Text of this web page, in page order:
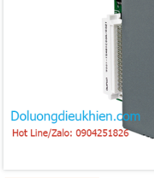
Mã giảm giá:
Điều kiện: